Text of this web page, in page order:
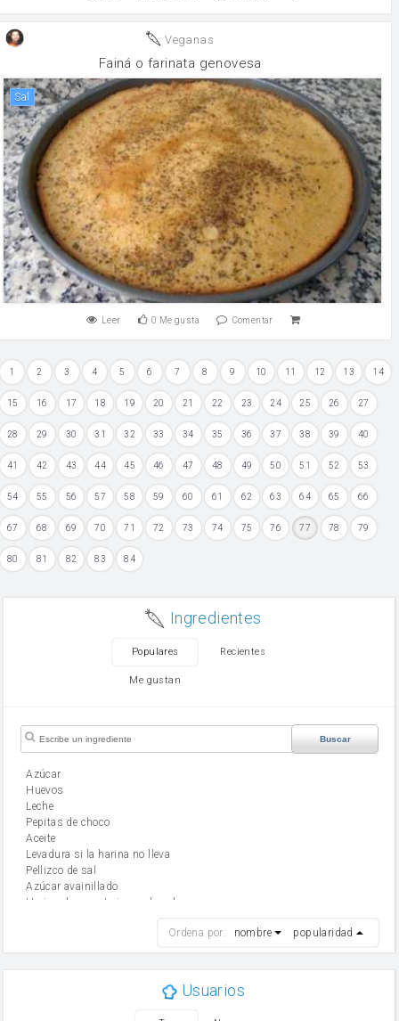
Veganas
Fainá o farinata genovesa
sal
Leer 0 Me gusta Comentar
1 2 3 4 5 6 7 8 9 10 11 12 13 14
15 16 17 18 19 20 21 22 23 24 25 26 27
28 29 30 31 32 33 34 35 36 37 38 39 40
41 42 43 44 45 46 47 48 49 50 51 52 53
54 55 56 57 58 59 60 61 62 63 64 65 66
67 68 69 70 71 72 73 74 75 76 77 78 79
80 81 82 83 84
Ingredientes
Populares Recientes
Me gustan
Buscar
Azúcar
huevos
leche
Pepitas de choco
aceite
Levadura si la harina no lleva
Pellizco de sal
Azúcar avainillado
Harina de reposteria con levadura
mantequilla
Ordena por: nombre popularidad
Usuarios